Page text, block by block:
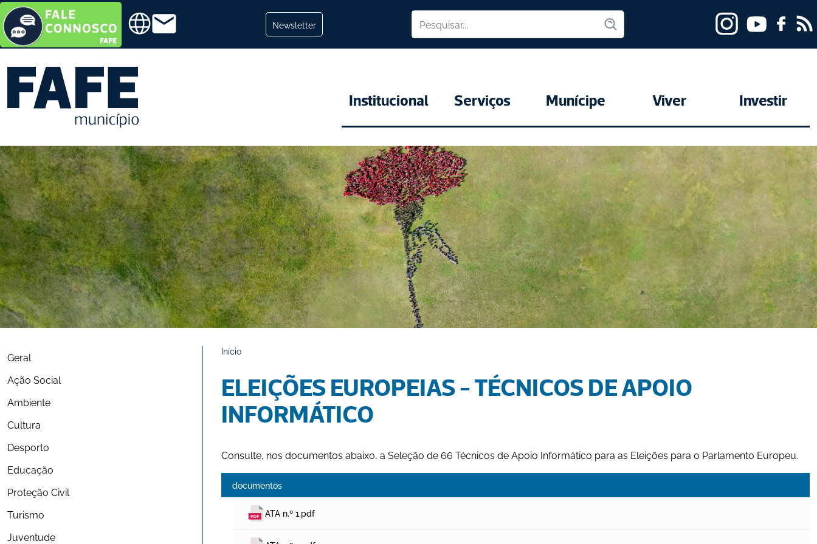
Newsletter
Institucional Serviços Munícipe Viver Investir
Geral
Ação Social
Ambiente
Cultura
Desporto
Educação
Proteção Civil
Turismo
Juventude
Início
ELEIÇÕES EUROPEIAS - TÉCNICOS DE APOIO
INFORMÁTICO
Consulte, nos documentos abaixo, a Seleção de 66 Técnicos de Apoio Informático para as Eleições para o Parlamento Europeu.
documentos
ATA n.º 1.pdf